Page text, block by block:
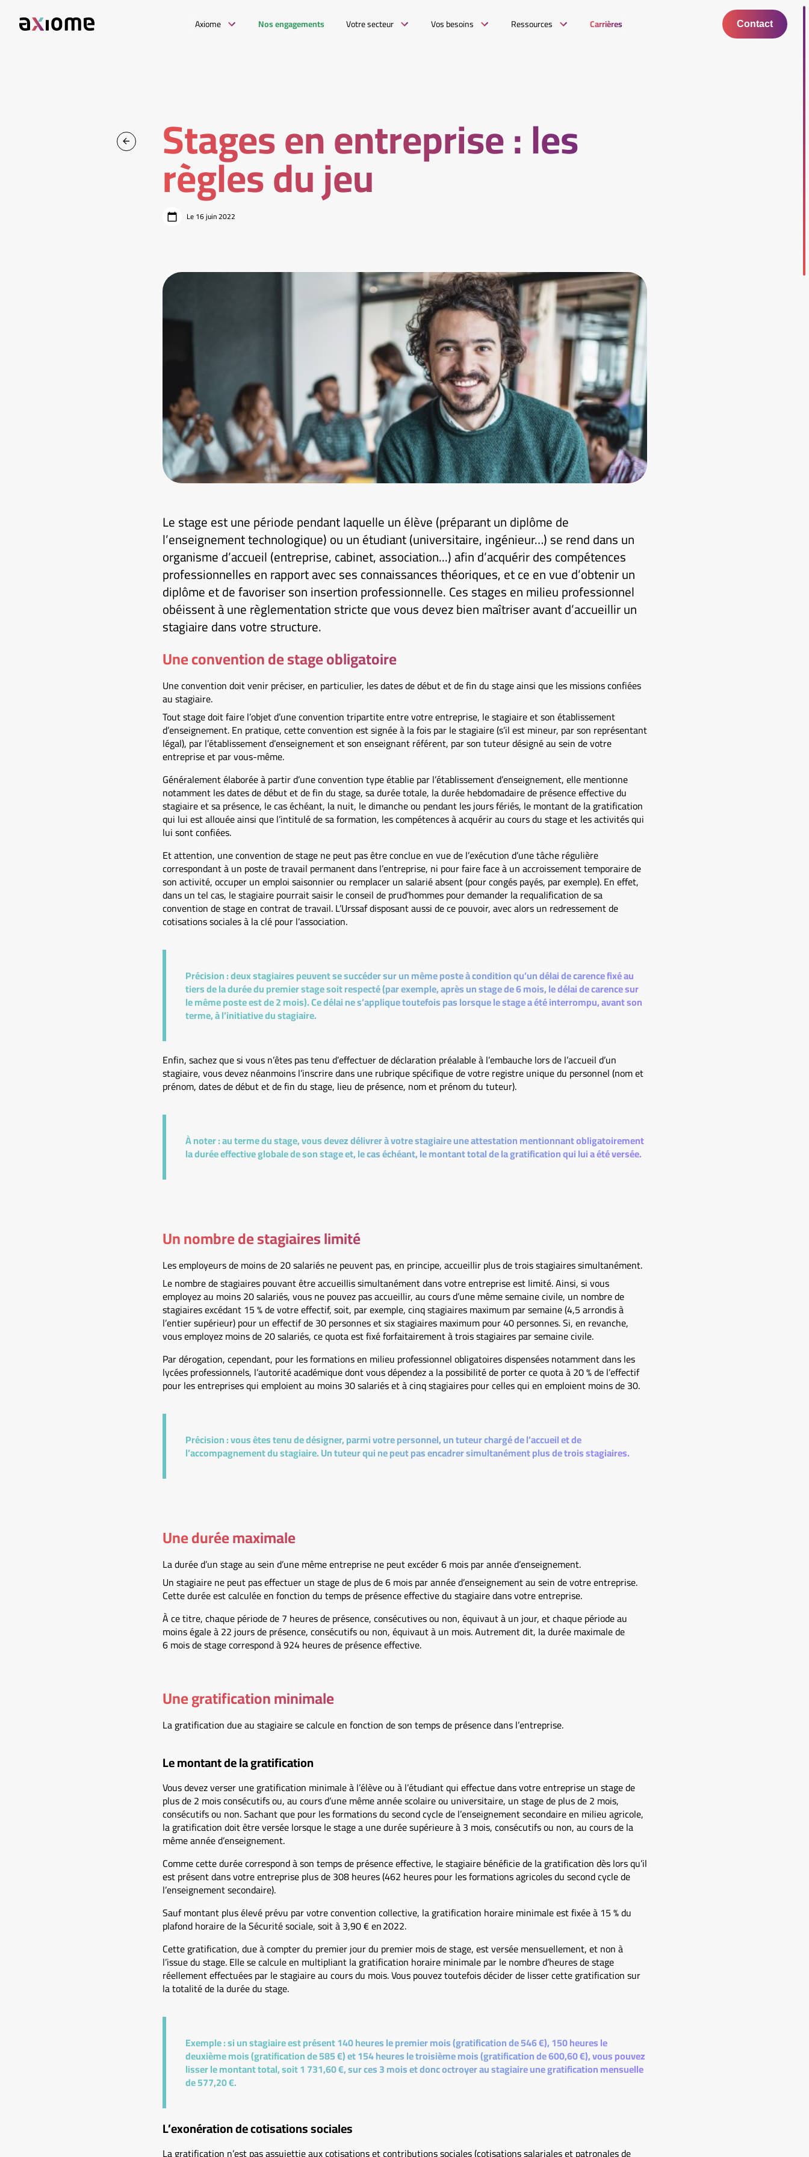
Axiome Nos engagements Votre secteur Vos besoins Ressources Carrières Contact
Stages en entreprise : les
règles du jeu
Le 16 juin 2022
Le stage est une période pendant laquelle un élève (préparant un diplôme de
l’enseignement technologique) ou un étudiant (universitaire, ingénieur…) se rend dans un
organisme d’accueil (entreprise, cabinet, association...) afin d’acquérir des compétences
professionnelles en rapport avec ses connaissances théoriques, et ce en vue d’obtenir un
diplôme et de favoriser son insertion professionnelle. Ces stages en milieu professionnel
obéissent à une règlementation stricte que vous devez bien maîtriser avant d’accueillir un
stagiaire dans votre structure.
Une convention de stage obligatoire
Une convention doit venir préciser, en particulier, les dates de début et de fin du stage ainsi que les missions confiées
au stagiaire.
Tout stage doit faire l’objet d’une convention tripartite entre votre entreprise, le stagiaire et son établissement
d’enseignement. En pratique, cette convention est signée à la fois par le stagiaire (s’il est mineur, par son représentant
légal), par l’établissement d’enseignement et son enseignant référent, par son tuteur désigné au sein de votre
entreprise et par vous-même.
Généralement élaborée à partir d’une convention type établie par l’établissement d’enseignement, elle mentionne
notamment les dates de début et de fin du stage, sa durée totale, la durée hebdomadaire de présence effective du
stagiaire et sa présence, le cas échéant, la nuit, le dimanche ou pendant les jours fériés, le montant de la gratification
qui lui est allouée ainsi que l’intitulé de sa formation, les compétences à acquérir au cours du stage et les activités qui
lui sont confiées.
Et attention, une convention de stage ne peut pas être conclue en vue de l’exécution d’une tâche régulière
correspondant à un poste de travail permanent dans l’entreprise, ni pour faire face à un accroissement temporaire de
son activité, occuper un emploi saisonnier ou remplacer un salarié absent (pour congés payés, par exemple). En effet,
dans un tel cas, le stagiaire pourrait saisir le conseil de prud’hommes pour demander la requalification de sa
convention de stage en contrat de travail. L’Urssaf disposant aussi de ce pouvoir, avec alors un redressement de
cotisations sociales à la clé pour l’association.
Précision :deux stagiaires peuvent se succéder sur un même poste à condition qu’un délai de carence fixé au
tiers de la durée du premier stage soit respecté (par exemple, après un stage de 6 mois, le délai de carence sur
le même poste est de 2 mois). Ce délai ne s’applique toutefois pas lorsque le stage a été interrompu, avant son
terme, à l’initiative du stagiaire.
Enfin, sachez que si vous n’êtes pas tenu d’effectuer de déclaration préalable à l’embauche lors de l’accueil d’un
stagiaire, vous devez néanmoins l’inscrire dans une rubrique spécifique de votre registre unique du personnel (nom et
prénom, dates de début et de fin du stage, lieu de présence, nom et prénom du tuteur).
À noter :au terme du stage, vous devez délivrer à votre stagiaire une attestation mentionnant obligatoirement
la durée effective globale de son stage et, le cas échéant, le montant total de la gratification qui lui a été versée.
Un nombre de stagiaires limité
Les employeurs de moins de 20 salariés ne peuvent pas, en principe, accueillir plus de trois stagiaires simultanément.
Le nombre de stagiaires pouvant être accueillis simultanément dans votre entreprise est limité. Ainsi, si vous
employez au moins 20 salariés, vous ne pouvez pas accueillir, au cours d’une même semaine civile, un nombre de
stagiaires excédant 15 % de votre effectif, soit, par exemple, cinq stagiaires maximum par semaine (4,5 arrondis à
l’entier supérieur) pour un effectif de 30 personnes et six stagiaires maximum pour 40 personnes. Si, en revanche,
vous employez moins de 20 salariés, ce quota est fixé forfaitairement à trois stagiaires par semaine civile.
Par dérogation, cependant, pour les formations en milieu professionnel obligatoires dispensées notamment dans les
lycées professionnels, l’autorité académique dont vous dépendez a la possibilité de porter ce quota à 20 % de l’effectif
pour les entreprises qui emploient au moins 30 salariés et à cinq stagiaires pour celles qui en emploient moins de 30.
Précision :vous êtes tenu de désigner, parmi votre personnel, un tuteur chargé de l’accueil et de
l’accompagnement du stagiaire. Un tuteur qui ne peut pas encadrer simultanément plus de trois stagiaires.
Une durée maximale
La durée d’un stage au sein d’une même entreprise ne peut excéder 6 mois par année d’enseignement.
Un stagiaire ne peut pas effectuer un stage de plus de 6 mois par année d’enseignement au sein de votre entreprise.
Cette durée est calculée en fonction du temps de présence effective du stagiaire dans votre entreprise.
À ce titre, chaque période de 7 heures de présence, consécutives ou non, équivaut à un jour, et chaque période au
moins égale à 22 jours de présence, consécutifs ou non, équivaut à un mois. Autrement dit, la durée maximale de
6 mois de stage correspond à 924 heures de présence effective.
Une gratification minimale
La gratification due au stagiaire se calcule en fonction de son temps de présence dans l’entreprise.
Le montant de la gratification
Vous devez verser une gratification minimale à l’élève ou à l’étudiant qui effectue dans votre entreprise un stage de
plus de 2 mois consécutifs ou, au cours d’une même année scolaire ou universitaire, un stage de plus de 2 mois,
consécutifs ou non. Sachant que pour les formations du second cycle de l’enseignement secondaire en milieu agricole,
la gratification doit être versée lorsque le stage a une durée supérieure à 3 mois, consécutifs ou non, au cours de la
même année d’enseignement.
Comme cette durée correspond à son temps de présence effective, le stagiaire bénéficie de la gratification dès lors qu’il
est présent dans votre entreprise plus de 308 heures (462 heures pour les formations agricoles du second cycle de
l’enseignement secondaire).
Sauf montant plus élevé prévu par votre convention collective, la gratification horaire minimale est fixée à 15 % du
plafond horaire de la Sécurité sociale, soit à 3,90 € en 2022.
Cette gratification, due à compter du premier jour du premier mois de stage, est versée mensuellement, et non à
l’issue du stage. Elle se calcule en multipliant la gratification horaire minimale par le nombre d’heures de stage
réellement effectuées par le stagiaire au cours du mois. Vous pouvez toutefois décider de lisser cette gratification sur
la totalité de la durée du stage.
Exemple :si un stagiaire est présent 140 heures le premier mois (gratification de 546 €), 150 heures le
deuxième mois (gratification de 585 €) et 154 heures le troisième mois (gratification de 600,60 €), vous pouvez
lisser le montant total, soit 1 731,60 €, sur ces 3 mois et donc octroyer au stagiaire une gratification mensuelle
de 577,20 €.
L’exonération de cotisations sociales